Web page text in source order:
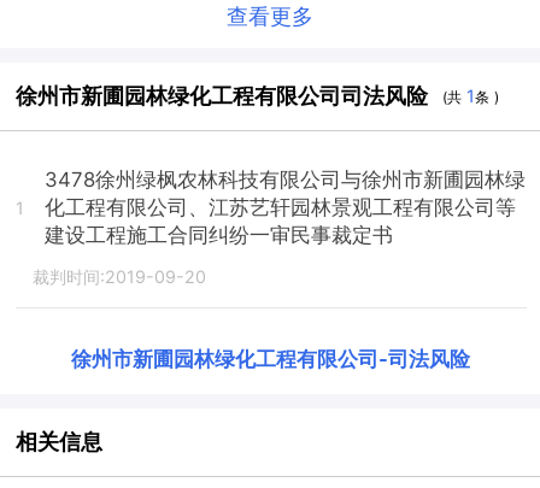
查看更多
徐州市新圃园林绿化工程有限公司司法风险 (共 1条 )
1
3478徐州绿枫农林科技有限公司与徐州市新圃园林绿
化工程有限公司、江苏艺轩园林景观工程有限公司等
建设工程施工合同纠纷一审民事裁定书
裁判时间:2019-09-20
徐州市新圃园林绿化工程有限公司 -司法风险
相关信息